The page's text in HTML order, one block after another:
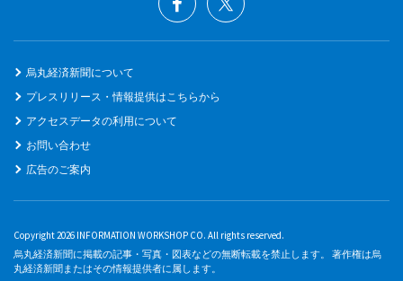
烏丸経済新聞について
プレスリリース・情報提供はこちらから
アクセスデータの利用について
お問い合わせ
広告のご案内
Copyright 2026 INFORMATION WORKSHOP CO. All rights reserved.
烏丸経済新聞に掲載の記事・写真・図表などの無断転載を禁止します。 著作権は烏
丸経済新聞またはその情報提供者に属します。